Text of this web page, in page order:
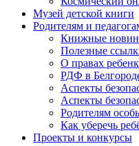
Музей детской книги
Родителям и
Книжные
Полезные
О правах
РДФ в
Аспекты
Аспекты
Родителям
Как уберечь
Проекты и конкурсы